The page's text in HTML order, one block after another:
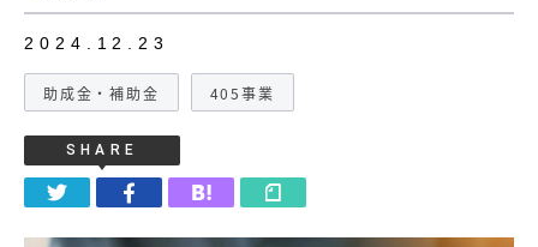
2024.12.23
助成金・補助金 405事業
SHARE